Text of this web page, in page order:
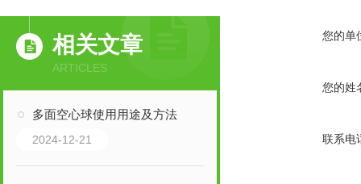
相关文章
ARTICLES
多面空心球使用用途及方法
2024-12-21
您的单
您的姓
联系电